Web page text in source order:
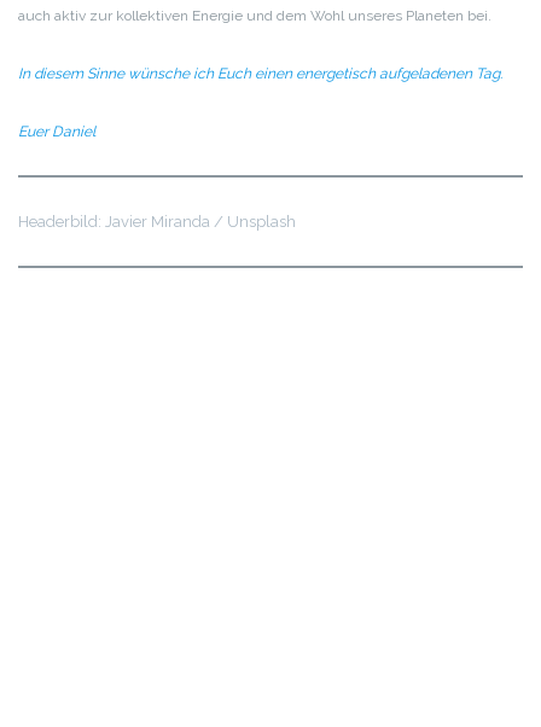
auch aktiv zur kollektiven Energie und dem Wohl unseres Planeten bei.
In diesem Sinne wünsche ich Euch einen energetisch aufgeladenen Tag.
Euer Daniel
Headerbild: Javier Miranda / Unsplash